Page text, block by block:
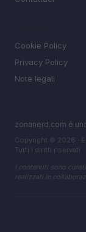
Cookie Policy
Privacy Policy
Note legali
zonanerd.com è
Copyright © 2026 ·
Tutti i diritti riservati
I contenuti sono
realizzati in